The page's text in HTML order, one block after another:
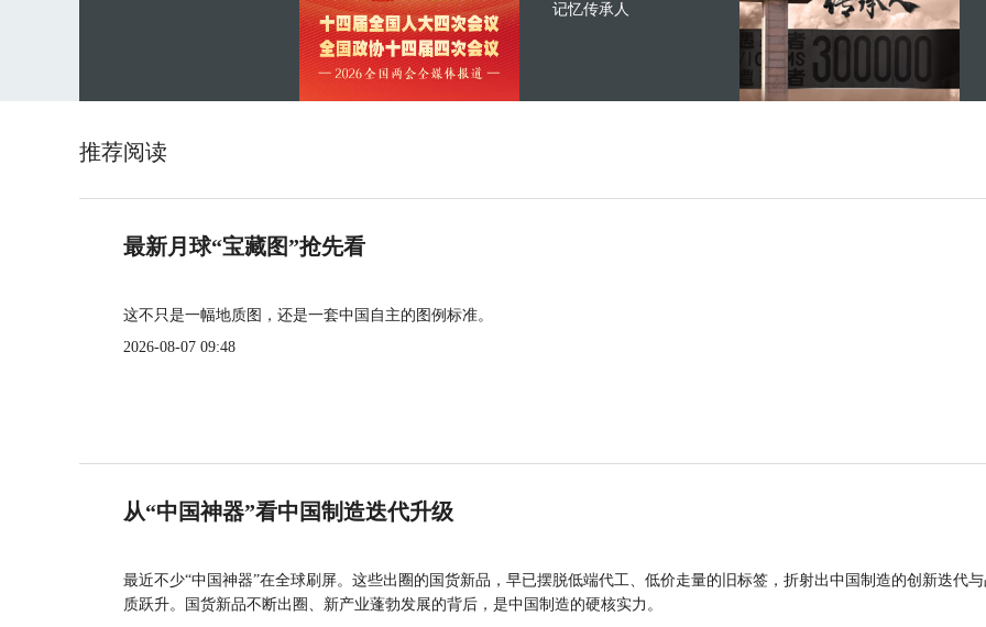
记忆传承人
推荐阅读
最新月球“宝藏图”抢先看
这不只是一幅地质图，还是一套中国自主的图例标准。
2026-08-07 09:48
从“中国神器”看中国制造迭代升级
最近不少“中国神器”在全球刷屏。这些出圈的国货新品，早已摆脱低端代工、低价走量的旧标签，折射出中国制造的创新迭代
质跃升。国货新品不断出圈、新产业蓬勃发展的背后，是中国制造的硬核实力。